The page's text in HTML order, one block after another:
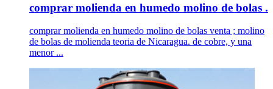
comprar molienda en humedo molino de bolas .
comprar molienda en humedo molino de bolas venta ; molino
de bolas de molienda teoria de Nicaragua. de cobre, y una
menor ...